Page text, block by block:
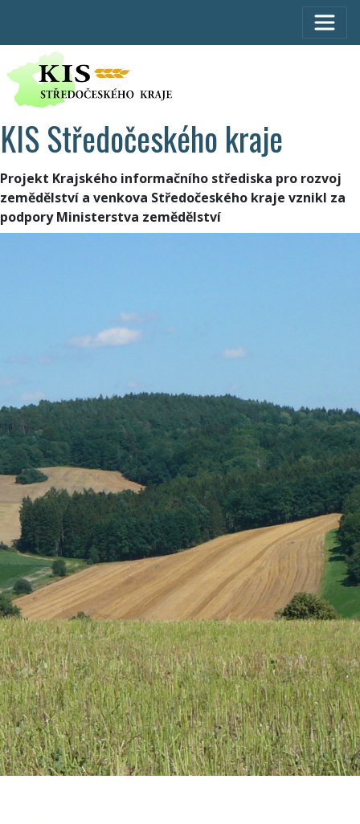
KIS Středočeského kraje
Projekt Krajského informačního střediska pro rozvoj
zemědělství a venkova Středočeského kraje vznikl za
podpory Ministerstva zemědělství